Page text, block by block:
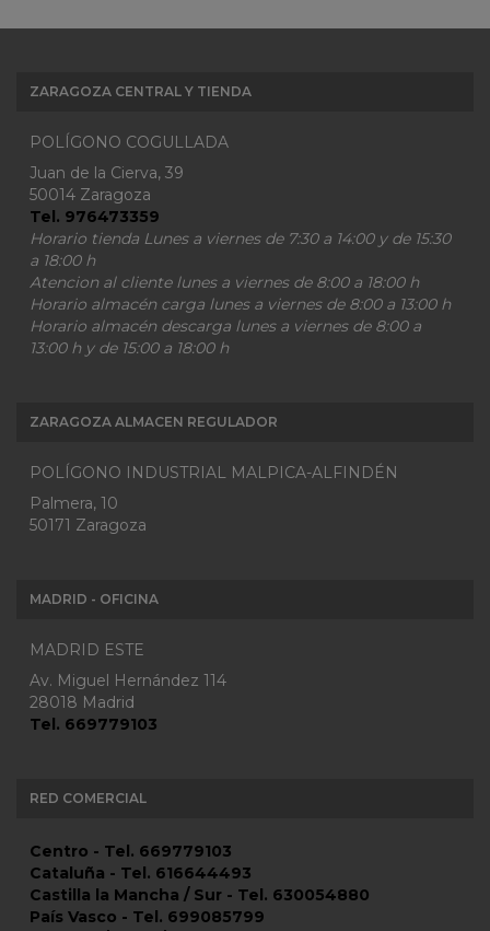
ZARAGOZA CENTRAL Y TIENDA
POLÍGONO COGULLADA
Juan de la Cierva, 39
50014 Zaragoza
Tel. 976473359
Horario tienda Lunes a viernes de 7:30 a 14:00 y de 15:30
a 18:00 h
Atencion al cliente lunes a viernes de 8:00 a 18:00 h
Horario almacén carga lunes a viernes de 8:00 a 13:00 h
Horario almacén descarga lunes a viernes de 8:00 a
13:00 h y de 15:00 a 18:00 h
ZARAGOZA ALMACEN REGULADOR
POLÍGONO INDUSTRIAL MALPICA-ALFINDÉN
Palmera, 10
50171 Zaragoza
MADRID - OFICINA
MADRID ESTE
Av. Miguel Hernández 114
28018 Madrid
Tel. 669779103
RED COMERCIAL
Centro - Tel. 669779103
Cataluña - Tel. 616644493
Castilla la Mancha / Sur - Tel. 630054880
País Vasco - Tel. 699085799